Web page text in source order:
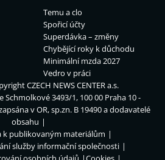
Temu a clo
Spořicí účty
Superdávka – změny
Chybějící roky k důchodu
Minimální mzda 2027
Vedro v práci
CZECH NEWS CENTER a.s.
Schmolkové 3493/1, 100 00 Praha 10 -
v OR, sp.zn. B 19490 a dodavatelé
obsahu
k publikovaným materiálům
služby informační společnosti